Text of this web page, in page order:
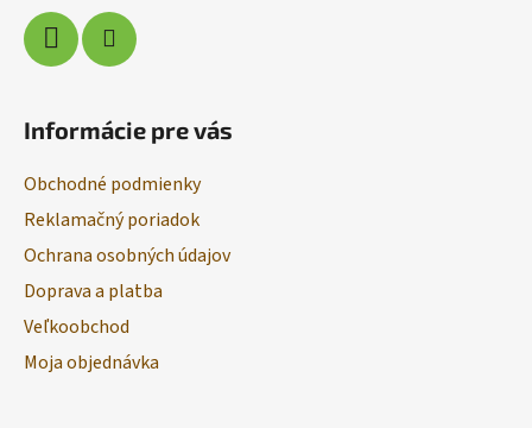
Informácie pre vás
Obchodné podmienky
Reklamačný poriadok
Ochrana osobných údajov
Doprava a platba
Veľkoobchod
Moja objednávka